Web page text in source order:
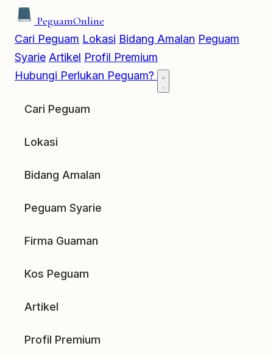
PeguamOnline
Cari Peguam Lokasi Bidang Amalan Peguam
Syarie Artikel Profil Premium
Hubungi Perlukan Peguam?
Cari Peguam
Lokasi
Bidang Amalan
Peguam Syarie
Firma Guaman
Kos Peguam
Artikel
Profil Premium